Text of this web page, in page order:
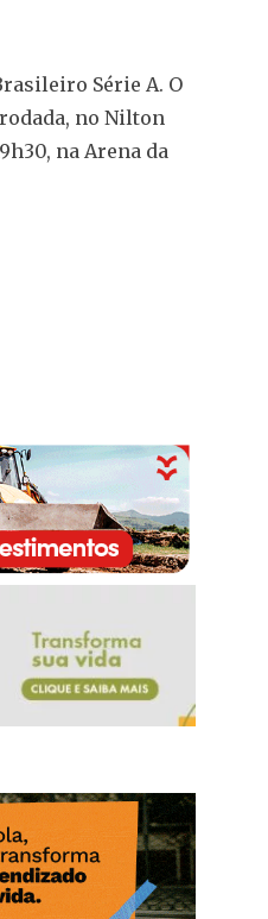
Série A. O
no Nilton
na Arena da